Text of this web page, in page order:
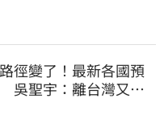
徑變了！最新各國預
吳聖宇：離台灣又更